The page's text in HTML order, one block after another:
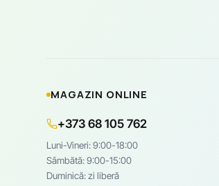
MAGAZIN ONLINE
+373 68 105 762
Luni-Vineri: 9:00-18:00
Sâmbătă: 9:00-15:00
Duminică: zi liberă